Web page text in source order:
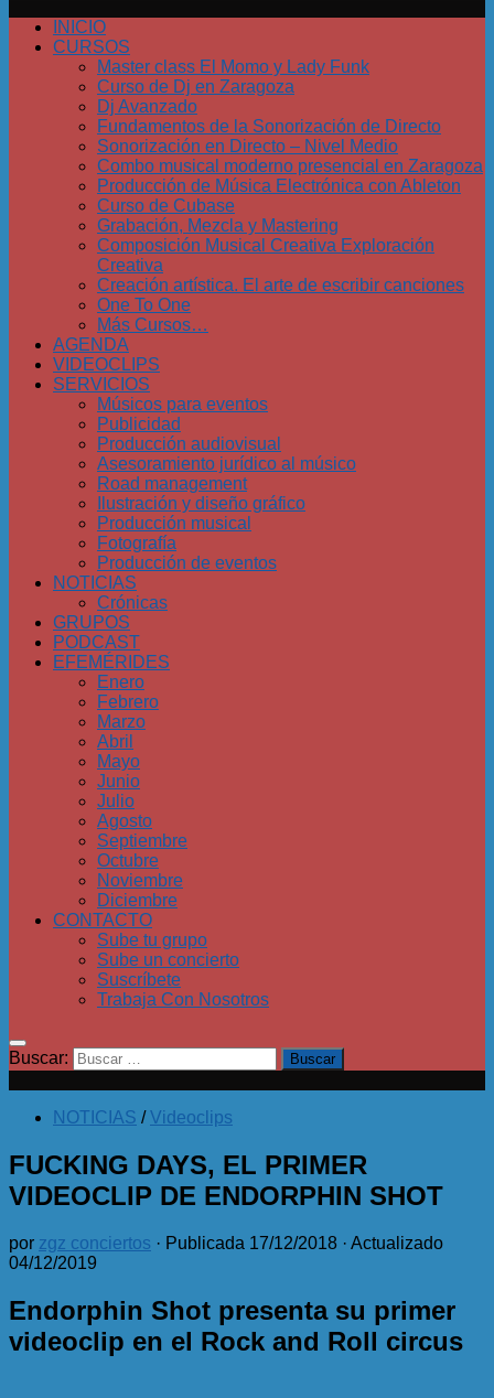
INICIO
CURSOS
Master class El Momo y Lady Funk
Curso de Dj en Zaragoza
Dj Avanzado
Fundamentos de la Sonorización de Directo
Sonorización en Directo – Nivel Medio
Combo musical moderno presencial en Zaragoza
Producción de Música Electrónica con Ableton
Curso de Cubase
Grabación, Mezcla y Mastering
Composición Musical Creativa Exploración
Creativa
Creación artística. El arte de escribir canciones
One To One
Más Cursos…
AGENDA
VIDEOCLIPS
SERVICIOS
Músicos para eventos
Publicidad
Producción audiovisual
Asesoramiento jurídico al músico
Road management
Ilustración y diseño gráfico
Producción musical
Fotografía
Producción de eventos
NOTICIAS
Crónicas
GRUPOS
PODCAST
EFEMÉRIDES
Enero
Febrero
Marzo
Abril
Mayo
Junio
Julio
Agosto
Septiembre
Octubre
Noviembre
Diciembre
CONTACTO
Sube tu grupo
Sube un concierto
Suscríbete
Trabaja Con Nosotros
Buscar:
NOTICIAS / Videoclips
FUCKING DAYS, EL PRIMER
VIDEOCLIP DE ENDORPHIN SHOT
por zgz conciertos · Publicada 17/12/2018 · Actualizado
04/12/2019
Endorphin Shot presenta su primer
videoclip en el Rock and Roll circus